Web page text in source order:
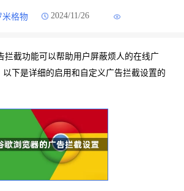
米格物 2024/11/26
拦截功能可以帮助用户屏蔽烦人的在线广
下是详细的启用和自定义广告拦截设置的